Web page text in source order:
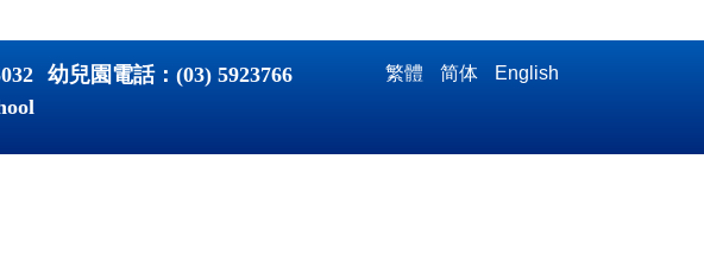
繁體 简体 English
幼兒園電話： (03) 5923766